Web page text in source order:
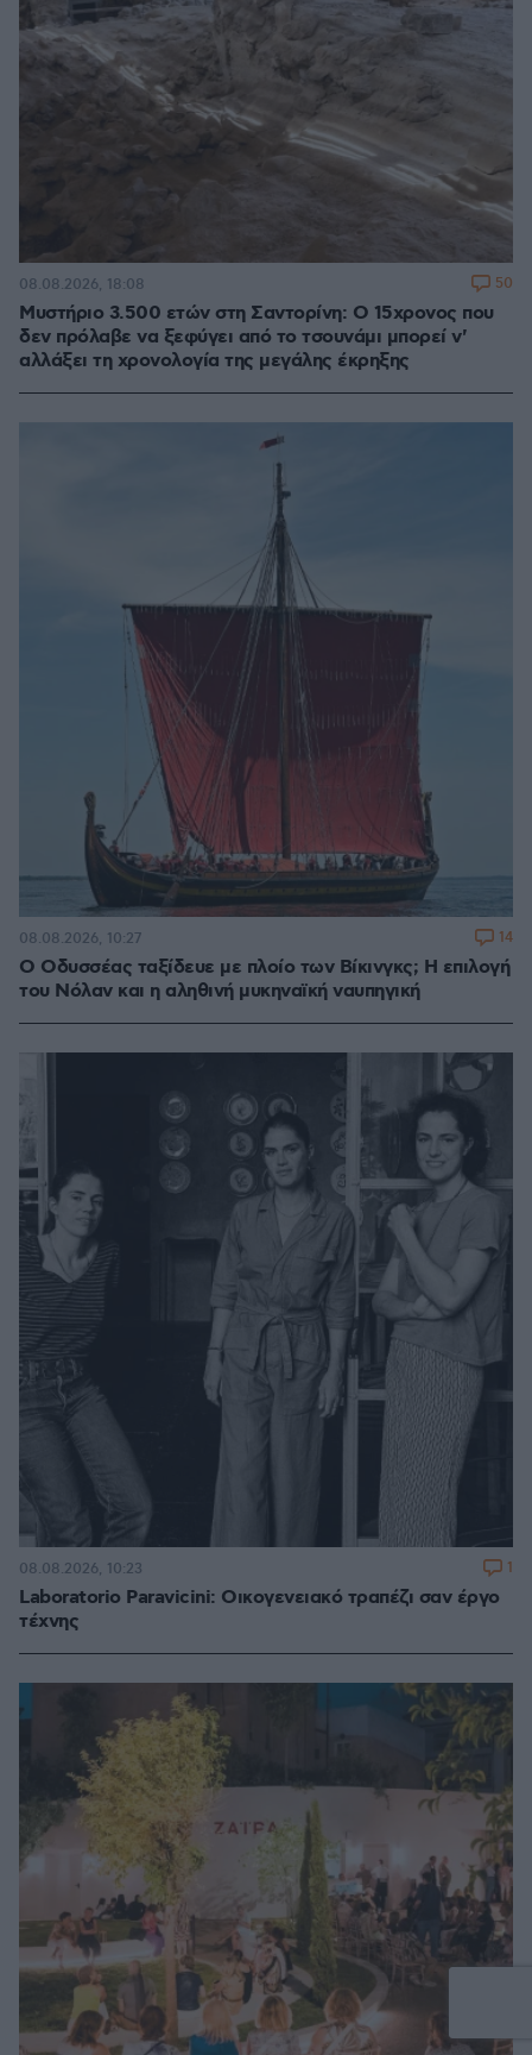
Μυστήριο 3.500 ετών στη Σαντορίνη: Ο 15χρονος που
δεν πρόλαβε να ξεφύγει από το τσουνάμι μπορεί ν'
αλλάξει τη χρονολογία της μεγάλης έκρηξης
08.08.2026, 18:08 50
Ο Οδυσσέας ταξίδευε με πλοίο των Βίκινγκς; Η επιλογή
του Νόλαν και η αληθινή μυκηναϊκή ναυπηγική
08.08.2026, 10:27 14
Laboratorio Paravicini: Οικογενειακό τραπέζι σαν έργο
τέχνης
08.08.2026, 10:23 1